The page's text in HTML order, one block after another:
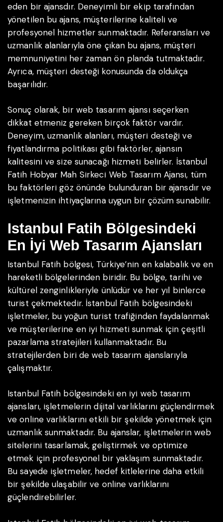
eden bir ajansdır. Deneyimli bir ekip tarafından
yönetilen bu ajans, müşterilerine kaliteli ve
profesyonel hizmetler sunmaktadır. Referansları ve
uzmanlık alanlarıyla öne çıkan bu ajans, müşteri
memnuniyetini her zaman ön planda tutmaktadır.
Ayrıca, müşteri desteği konusunda da oldukça
başarılıdır.
Sonuç olarak, bir web tasarım ajansı seçerken
dikkat etmeniz gereken birçok faktör vardır.
Deneyim, uzmanlık alanları, müşteri desteği ve
fiyatlandırma politikası gibi faktörler, ajansın
kalitesini ve size sunacağı hizmeti belirler. İstanbul
Fatih Hobyar Mah Sirkeci Web Tasarım Ajansı, tüm
bu faktörleri göz önünde bulunduran bir ajansdır ve
işletmenizin ihtiyaçlarına uygun bir çözüm sunabilir.
Istanbul Fatih Bölgesindeki
En İyi Web Tasarım Ajansları
Istanbul Fatih bölgesi, Türkiye’nin en kalabalık ve en
hareketli bölgelerinden biridir. Bu bölge, tarihi ve
kültürel zenginlikleriyle ünlüdür ve her yıl binlerce
turist çekmektedir. İstanbul Fatih bölgesindeki
işletmeler, bu yoğun turist trafiğinden faydalanmak
ve müşterilerine en iyi hizmeti sunmak için çeşitli
pazarlama stratejileri kullanmaktadır. Bu
stratejilerden biri de web tasarım ajanslarıyla
çalışmaktır.
Istanbul Fatih bölgesindeki en iyi web tasarım
ajansları, işletmelerin dijital varlıklarını güçlendirmek
ve online varlıklarını etkili bir şekilde yönetmek için
uzmanlık sunmaktadır. Bu ajanslar, işletmelerin web
sitelerini tasarlamak, geliştirmek ve optimize
etmek için profesyonel bir yaklaşım sunmaktadır.
Bu sayede işletmeler, hedef kitlelerine daha etkili
bir şekilde ulaşabilir ve online varlıklarını
güçlendirebilirler.